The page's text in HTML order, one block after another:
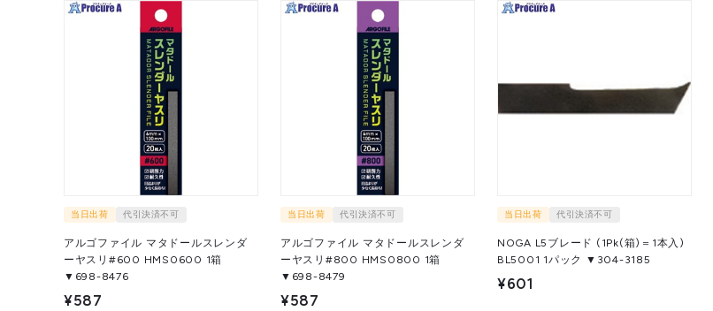
当日出荷 代引決済不可
アルゴファイル マタドールスレンダ
ーヤスリ#600 HMS0600 1箱
▼698-8476
¥587
当日出荷 代引決済不可
アルゴファイル マタドールスレンダ
ーヤスリ#800 HMS0800 1箱
▼698-8479
¥587
当日出荷 代引決済不可
NOGA L5ブレード (1Pk(箱)＝1本入)
BL5001 1パック ▼304-3185
¥601